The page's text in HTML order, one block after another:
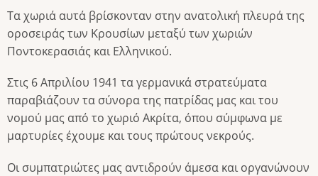
Τα χωριά αυτά βρίσκονταν στην ανατολική πλευρά της
οροσειράς των Κρουσίων μεταξύ των χωριών
Ποντοκερασιάς και Ελληνικού.
Στις 6 Απριλίου 1941 τα γερμανικά στρατεύματα
παραβιάζουν τα σύνορα της πατρίδας μας και του
νομού μας από το χωριό Ακρίτα, όπου σύμφωνα με
μαρτυρίες έχουμε και τους πρώτους νεκρούς.
Οι συμπατριώτες μας αντιδρούν άμεσα και οργανώνουν